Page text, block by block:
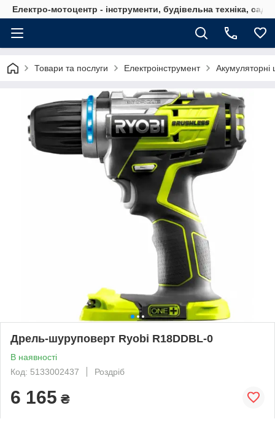
Електро-мотоцентр - інструменти, будівельна техніка,
Товари та послуги Електроінструмент Акумуляторні
Дрель-шуруповерт Ryobi R18DDBL-0
В наявності
Код: 5133002437
Роздріб
6 165 ₴